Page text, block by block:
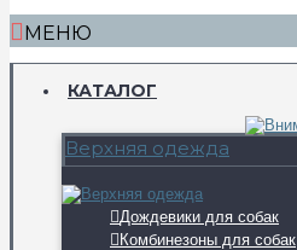
МЕНЮ
КАТАЛОГ
Верхняя одежда
Дождевики для собак
Комбинезоны для собак